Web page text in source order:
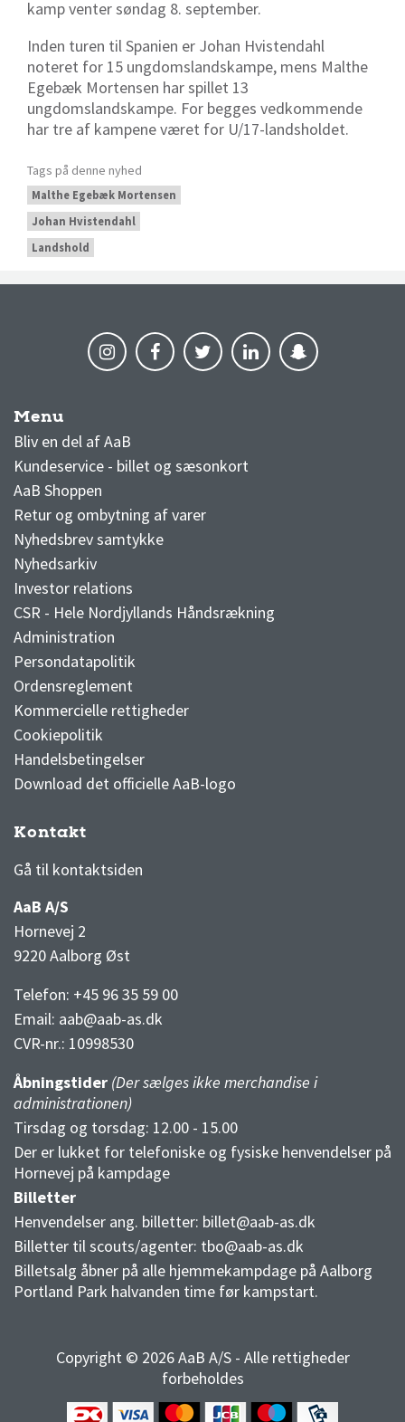
kamp venter søndag 8. september.
Inden turen til Spanien er Johan Hvistendahl
noteret for 15 ungdomslandskampe, mens Malthe
Egebæk Mortensen har spillet 13
ungdomslandskampe. For begges vedkommende
har tre af kampene været for U/17-landsholdet.
Tags på denne nyhed
Malthe Egebæk Mortensen
Johan Hvistendahl
Landshold
Menu
Bliv en del af AaB
Kundeservice - billet og sæsonkort
AaB Shoppen
Retur og ombytning af varer
Nyhedsbrev samtykke
Nyhedsarkiv
Investor relations
CSR - Hele Nordjyllands Håndsrækning
Administration
Persondatapolitik
Ordensreglement
Kommercielle rettigheder
Cookiepolitik
Handelsbetingelser
Download det officielle AaB-logo
Kontakt
Gå til kontaktsiden
AaB A/S
Hornevej 2
9220 Aalborg Øst
Telefon: +45 96 35 59 00
Email: aab@aab-as.dk
CVR-nr.: 10998530
Åbningstider (Der sælges ikke merchandise i
administrationen)
Tirsdag og torsdag: 12.00 - 15.00
Der er lukket for telefoniske og fysiske henvendelser på
Hornevej på kampdage
Billetter
Henvendelser ang. billetter: billet@aab-as.dk
Billetter til scouts/agenter: tbo@aab-as.dk
Billetsalg åbner på alle hjemmekampdage på Aalborg
Portland Park halvanden time før kampstart.
Copyright © 2026 AaB A/S - Alle rettigheder
forbeholdes